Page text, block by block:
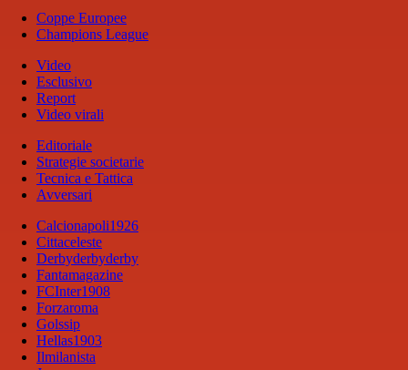
Coppe Europee
Champions League
Video
Esclusivo
Report
Video virali
Editoriale
Strategie societarie
Tecnica e Tattica
Avversari
Calcionapoli1926
Cittaceleste
Derbyderbyderby
Fantamagazine
FCInter1908
Forzaroma
Golssip
Hellas1903
Ilmilanista